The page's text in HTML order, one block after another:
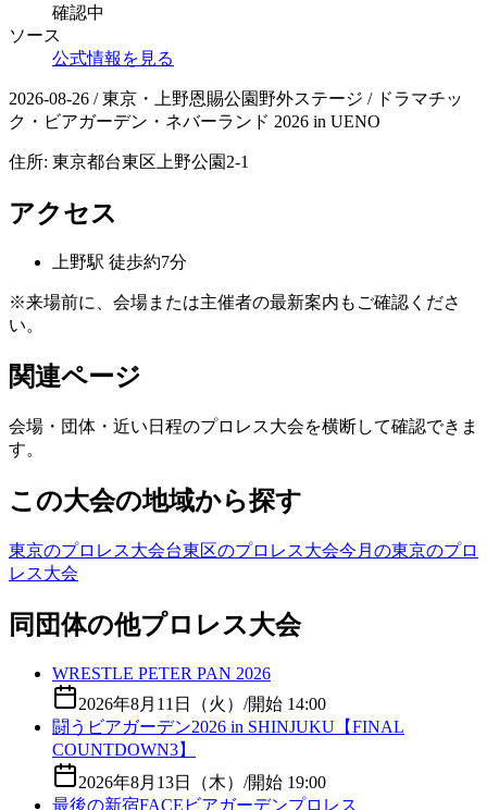
確認中
ソース
公式情報を見る
2026-08-26 / 東京・上野恩賜公園野外ステージ / ドラマチッ
ク・ビアガーデン・ネバーランド 2026 in UENO
住所: 東京都台東区上野公園2-1
アクセス
上野駅 徒歩約7分
※来場前に、会場または主催者の最新案内もご確認くださ
い。
関連ページ
会場・団体・近い日程のプロレス大会を横断して確認できま
す。
この大会の地域から探す
東京のプロレス大会台東区のプロレス大会今月の東京のプロ
レス大会
同団体の他プロレス大会
WRESTLE PETER PAN 2026
2026年8月11日（火） /開始 14:00
闘うビアガーデン2026 in SHINJUKU【FINAL
COUNTDOWN3】
2026年8月13日（木） /開始 19:00
最後の新宿FACEビアガーデンプロレス